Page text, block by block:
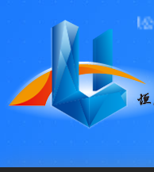
源航网络科技有限公